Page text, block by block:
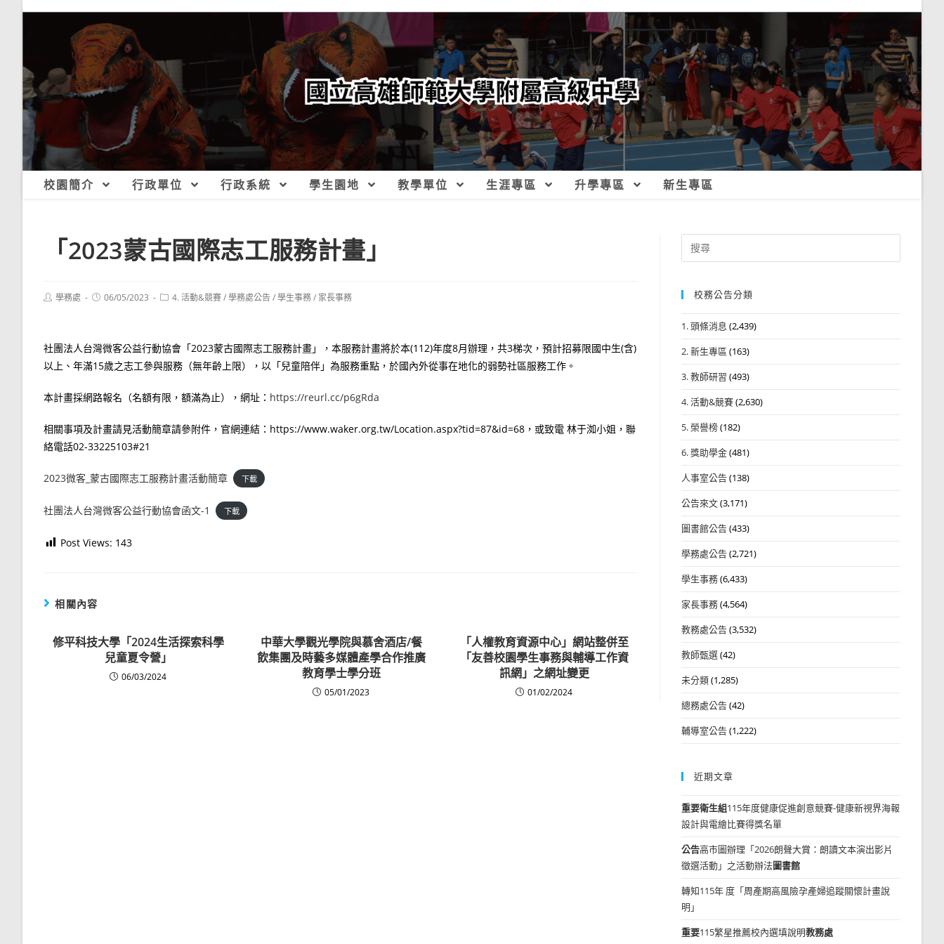
校園簡介 行政單位 行政系統 學生園地 教學單位 生涯專區 升學專區 新生專區
「2023蒙古國際志工服務計畫」
Post學務處
Post06/05/2023
Post4. 活動&競賽/學務處公告/學生事務/ 家長事務
社團法人台灣微客公益行動協會「2023蒙古國際志工服務計畫」，本服務計畫將於本(112)年度8月辦理，共3梯次，預計招募限國中生(含)
以上、年滿15歲之志工參與服務（無年齡上限），以「兒童陪伴」為服務重點，於國內外從事在地化的弱勢社區服務工作。
本計畫採網路報名（名額有限，額滿為止），網址： https://reurl.cc/p6gRda
相關事項及計畫請見活動簡章請參附件，官網連結：https://www.waker.org.tw/Location.aspx?tid=87&id=68，或致電 林于洳小姐，聯
絡電話02-33225103#21
2023微客_蒙古國際志工服務計畫活動簡章 下載
社團法人台灣微客公益行動協會函文-1 下載
Post Views: 143
相關內容
修平科技大學「2024生活探索科學
兒童夏令營」
06/03/2024
中華大學觀光學院與慕舍酒店/餐
飲集團及時藝多媒體產學合作推廣
教育學士學分班
05/01/2023
「人權教育資源中心」網站整併至
「友善校園學生事務與輔導工作資
訊網」之網址變更
01/02/2024
Search
for:
校務公告分類
1. 頭條消息 (2,439)
2. 新生專區 (163)
3. 教師研習 (493)
4. 活動&競賽(2,630)
5. 榮譽榜(182)
6. 獎助學金(481)
人事室公告(138)
公告來文(3,171)
圖書館公告(433)
學務處公告(2,721)
學生事務(6,433)
家長事務(4,564)
教務處公告(3,532)
教師甄選(42)
未分類(1,285)
總務處公告(42)
輔導室公告(1,222)
近期文章
重要衛生組115年度健康促進創意競賽-健康新視界海報
設計與電繪比賽得獎名單
公告高市圖辦理「2026朗聲大賞：朗讀文本演出影片
徵選活動」之活動辦法圖書館
轉知115年 度「周產期高風險孕產婦追蹤關懷計畫說
明」
重要115繁星推薦校內選填說明教務處